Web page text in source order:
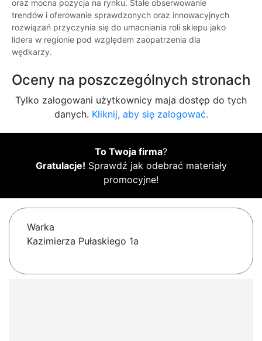
oraz mocna pozycja na rynku. Stałe obserwowanie
trendów i oferowanie sprawdzonych oraz innowacyjnych
rozwiązań przyczynia się do umacniania roli sklepu jako
lidera w regionie pod względem zaopatrzenia dla
wędkarzy.
Oceny na poszczególnych stronach
Tylko zalogowani użytkownicy maja dostęp do tych
danych. Kliknij, aby się zalogować.
To Twoja firma?
Gratulacje! Sprawdź jak odebrać materiały
promocyjne!
Warka
Kazimierza Pułaskiego 1a